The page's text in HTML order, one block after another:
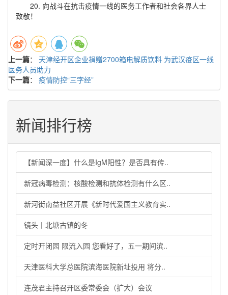
20. 向战斗在抗击疫情一线的医务工作者和社会各界人士
致敬！
上一篇： 天津经开区企业捐赠2700箱电解质饮料 为武汉疫区一线
医务人员助力
下一篇： 疫情防控“三字经”
新闻排行榜
【新闻深一度】什么是IgM阳性？是否具有传..
新冠病毒检测：核酸检测和抗体检测有什么区..
新河街南益社区开展《新时代爱国主义教育实..
镜头丨北塘古镇的冬
定时开闭园 限流入园 您看好了，五一期间滨..
天津医科大学总医院滨海医院新址投用 将分..
连茂君主持召开区委常委会（扩大）会议